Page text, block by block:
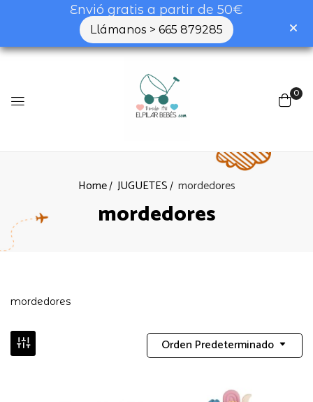
Envió gratis a partir de 50€
Llámanos > 665 879285
0
Home JUGUETES mordedores
mordedores
mordedores
Orden Predeterminado